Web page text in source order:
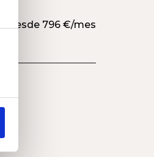
Desde 796 €/mes